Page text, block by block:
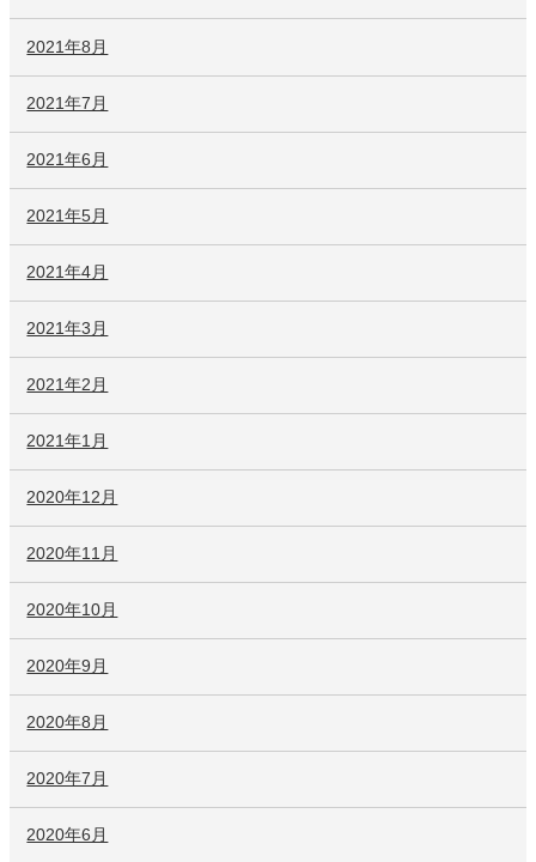
2021年8月
2021年7月
2021年6月
2021年5月
2021年4月
2021年3月
2021年2月
2021年1月
2020年12月
2020年11月
2020年10月
2020年9月
2020年8月
2020年7月
2020年6月